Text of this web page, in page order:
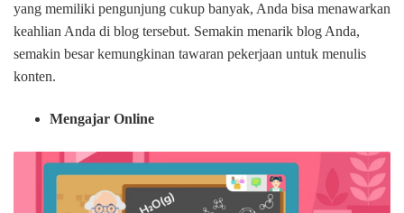
yang memiliki pengunjung cukup banyak, Anda bisa menawarkan
keahlian Anda di blog tersebut. Semakin menarik blog Anda,
semakin besar kemungkinan tawaran pekerjaan untuk menulis
konten.
Mengajar Online